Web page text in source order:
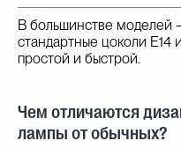
В большинстве моделей
стандартные цоколи E14
простой и быстрой.
Чем отличаются
лампы от обычных?